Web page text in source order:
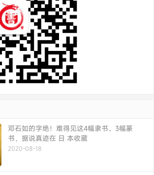
邓石如的字绝！难得见这4幅隶书、3幅篆
书，据说真迹在 日 本收藏
2020-08-18